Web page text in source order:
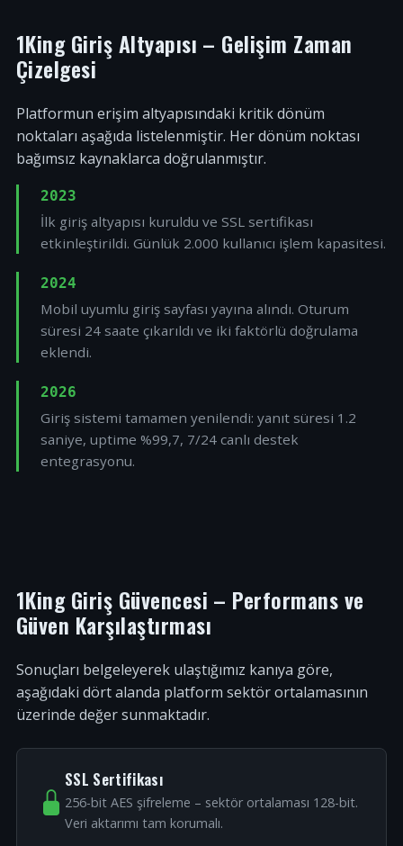
1King Giriş Altyapısı – Gelişim Zaman
Çizelgesi
Platformun erişim altyapısındaki kritik dönüm
noktaları aşağıda listelenmiştir. Her dönüm noktası
bağımsız kaynaklarca doğrulanmıştır.
2023
İlk giriş altyapısı kuruldu ve SSL sertifikası
etkinleştirildi. Günlük 2.000 kullanıcı işlem kapasitesi.
2024
Mobil uyumlu giriş sayfası yayına alındı. Oturum
süresi 24 saate çıkarıldı ve iki faktörlü doğrulama
eklendi.
2026
Giriş sistemi tamamen yenilendi: yanıt süresi 1.2
saniye, uptime %99,7, 7/24 canlı destek
entegrasyonu.
1King Giriş Güvencesi – Performans ve
Güven Karşılaştırması
Sonuçları belgeleyerek ulaştığımız kanıya göre,
aşağıdaki dört alanda platform sektör ortalamasının
üzerinde değer sunmaktadır.
SSL Sertifikası
256-bit AES şifreleme – sektör ortalaması 128-bit.
Veri aktarımı tam korumalı.